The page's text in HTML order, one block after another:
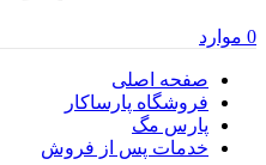
0 موارد
صفحه اصلی
فروشگاه پارساکار
پارس مگ
خدمات پس از فروش